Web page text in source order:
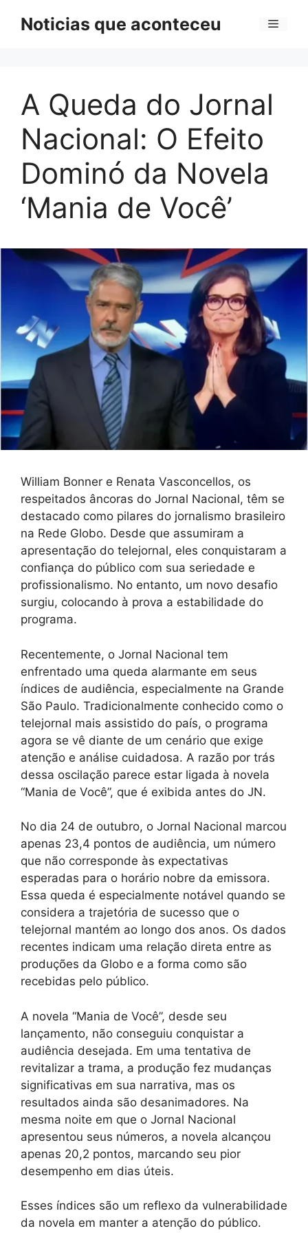
Noticias que aconteceu Menu
A Queda do Jornal
Nacional: O Efeito
Dominó da Novela
‘Mania de Você’
William Bonner e Renata Vasconcellos, os
respeitados âncoras do Jornal Nacional, têm se
destacado como pilares do jornalismo brasileiro
na Rede Globo. Desde que assumiram a
apresentação do telejornal, eles conquistaram a
confiança do público com sua seriedade e
profissionalismo. No entanto, um novo desafio
surgiu, colocando à prova a estabilidade do
programa.
Recentemente, o Jornal Nacional tem
enfrentado uma queda alarmante em seus
índices de audiência, especialmente na Grande
São Paulo. Tradicionalmente conhecido como o
telejornal mais assistido do país, o programa
agora se vê diante de um cenário que exige
atenção e análise cuidadosa. A razão por trás
dessa oscilação parece estar ligada à novela
“Mania de Você”, que é exibida antes do JN.
No dia 24 de outubro, o Jornal Nacional marcou
apenas 23,4 pontos de audiência, um número
que não corresponde às expectativas
esperadas para o horário nobre da emissora.
Essa queda é especialmente notável quando se
considera a trajetória de sucesso que o
telejornal mantém ao longo dos anos. Os dados
recentes indicam uma relação direta entre as
produções da Globo e a forma como são
recebidas pelo público.
A novela “Mania de Você”, desde seu
lançamento, não conseguiu conquistar a
audiência desejada. Em uma tentativa de
revitalizar a trama, a produção fez mudanças
significativas em sua narrativa, mas os
resultados ainda são desanimadores. Na
mesma noite em que o Jornal Nacional
apresentou seus números, a novela alcançou
apenas 20,2 pontos, marcando seu pior
desempenho em dias úteis.
Esses índices são um reflexo da vulnerabilidade
da novela em manter a atenção do público.